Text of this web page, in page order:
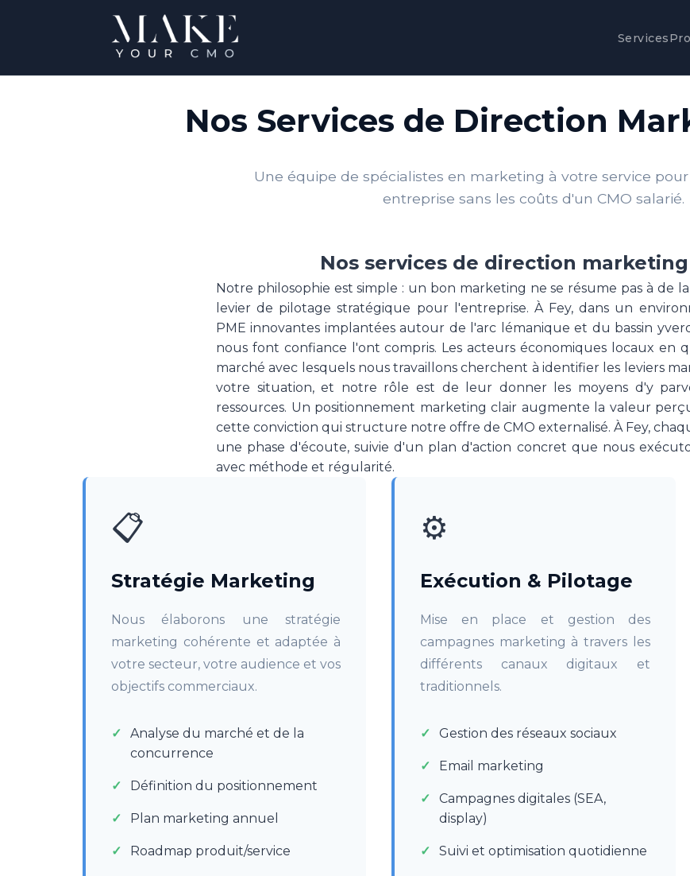
Services
Nos Services de Direction
Une équipe de spécialistes en marketing à votre service
entreprise sans les coûts d'un CMO salarié.
Nos services de direction marketing
Notre philosophie est simple : un bon marketing ne se résume pas à de
levier de pilotage stratégique pour l'entreprise. À Fey, dans un
PME innovantes implantées autour de l'arc lémanique et du bassin
nous font confiance l'ont compris. Les acteurs économiques locaux en
marché avec lesquels nous travaillons cherchent à identifier les leviers
votre situation, et notre rôle est de leur donner les moyens d'y
ressources. Un positionnement marketing clair augmente la valeur
cette conviction qui structure notre offre de CMO externalisé. À Fey,
une phase d'écoute, suivie d'un plan d'action concret que nous
avec méthode et régularité.
📋
Stratégie Marketing
Nous élaborons une stratégie
marketing cohérente et adaptée à
votre secteur, votre audience et vos
objectifs commerciaux.
Analyse du marché et de la
concurrence
Définition du positionnement
Plan marketing annuel
Roadmap produit/service
⚙️
Exécution & Pilotage
Mise en place et gestion des
campagnes marketing à travers les
différents canaux digitaux et
traditionnels.
Gestion des réseaux sociaux
Email marketing
Campagnes digitales (SEA,
display)
Suivi et optimisation quotidienne